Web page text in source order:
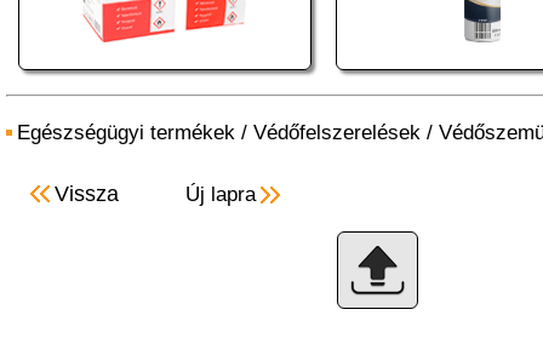
Egészségügyi termékek / Védőfelszerelések /
Vissza Új lapra